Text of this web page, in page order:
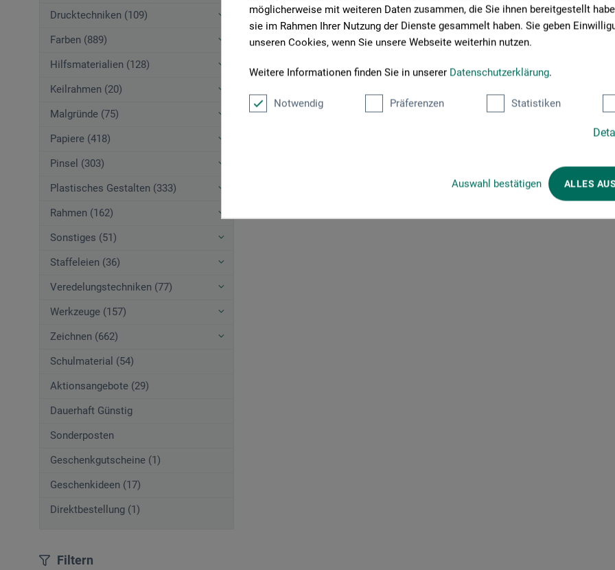
möglicherweise mit weiteren Daten zusammen, die Sie ihnen bereitgestellt
sie im Rahmen Ihrer Nutzung der Dienste gesammelt haben. Sie geben
unseren Cookies, wenn Sie unsere Webseite weiterhin nutzen.
Weitere Informationen finden Sie in unserer Datenschutzerklärung.
Notwendig Präferenzen Statistiken
Auswahl bestätigen ALLES
Drucktechniken (109)
Farben (889)
Hilfsmaterialien (128)
Keilrahmen (20)
Malgründe (75)
Papiere (418)
Pinsel (303)
Plastisches Gestalten (333)
Rahmen (162)
Sonstiges (51)
Staffeleien (36)
Veredelungstechniken (77)
Werkzeuge (157)
Zeichnen (662)
Schulmaterial (54)
Aktionsangebote (29)
Dauerhaft Günstig
Sonderposten
Geschenkgutscheine (1)
Geschenkideen (17)
Direktbestellung (1)
Filtern